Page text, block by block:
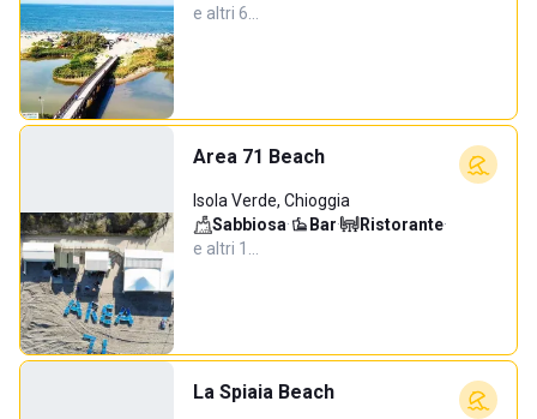
e altri 6…
Area 71 Beach
Isola Verde, Chioggia
Sabbiosa· Bar· Ristorante·
e altri 1…
La Spiaia Beach